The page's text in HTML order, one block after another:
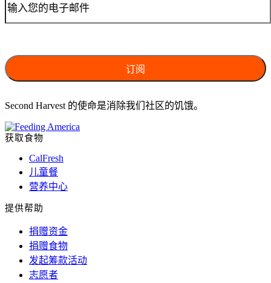
Second Harvest 的使命是消除我们社区的饥饿。
获取食物
CalFresh
儿童餐
营养中心
提供帮助
捐赠资金
捐赠食物
发起筹款活动
志愿者